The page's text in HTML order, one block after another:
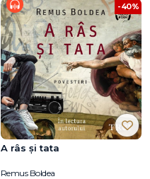
-40%
A râs și tata
Remus Boldea